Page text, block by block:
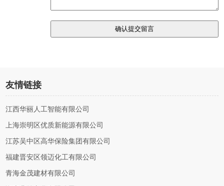
友情链接
江西华丽人工智能有限公司
上海崇明区优质新能源有限公司
江苏吴中区高华保险集团有限公司
福建晋安区领迈化工有限公司
青海金茂建材有限公司